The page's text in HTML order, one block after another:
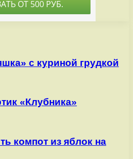
с куриной грудкой
«Клубника»
компот из яблок на